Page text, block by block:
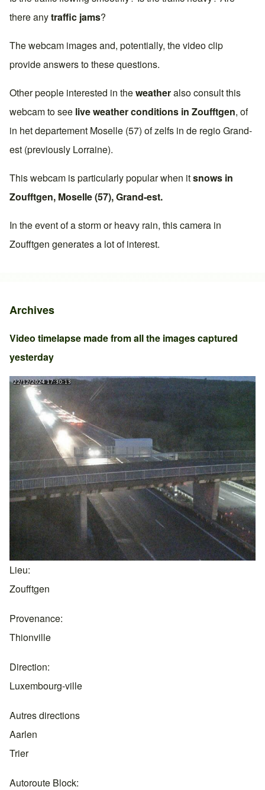
there anytraffic jams?
The webcam images and, potentially, the video clip
provide answers to these questions.
Other people interested in theweatheralso consult this
webcam to see live weather conditions in Zoufftgen, of
in het departement Moselle (57) of zelfs in de regioGrand-
est (previously Lorraine).
This webcam is particularly popular when itsnows in
Zoufftgen, Moselle (57),Grand-est.
In the event of a storm or heavy rain, this camera in
Zoufftgen generates a lot of interest.
Archives
Video timelapse made from all the images captured
yesterday
Lieu
Zoufftgen
Provenance
Thionville
Direction
Luxembourg-ville
Autres directions
Aarlen
Trier
Autoroute Block